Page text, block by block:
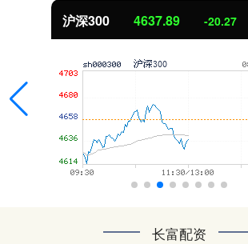
沪深300 4637.89 -20.27
长富配资